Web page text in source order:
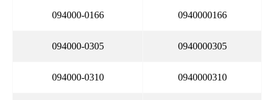
094000-0166 0940000166
094000-0305 0940000305
094000-0310 0940000310